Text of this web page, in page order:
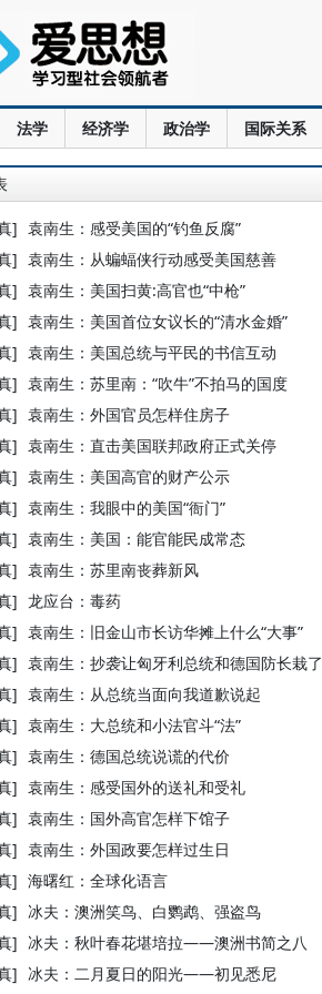
法学 经济学 政治学 国际关系
] 袁南生：感受美国的“钓鱼反腐”
] 袁南生：从蝙蝠侠行动感受美国慈善
] 袁南生：美国扫黄:高官也“中枪”
] 袁南生：美国首位女议长的“清水金婚”
] 袁南生：美国总统与平民的书信互动
] 袁南生：苏里南：“吹牛”不拍马的国度
] 袁南生：外国官员怎样住房子
] 袁南生：直击美国联邦政府正式关停
] 袁南生：美国高官的财产公示
] 袁南生：我眼中的美国“衙门”
] 袁南生：美国：能官能民成常态
] 袁南生：苏里南丧葬新风
] 龙应台：毒药
] 袁南生：旧金山市长访华摊上什么“大事”
] 袁南生：抄袭让匈牙利总统和德国防长栽了
] 袁南生：从总统当面向我道歉说起
] 袁南生：大总统和小法官斗“法”
] 袁南生：德国总统说谎的代价
] 袁南生：感受国外的送礼和受礼
] 袁南生：国外高官怎样下馆子
] 袁南生：外国政要怎样过生日
] 海曙红：全球化语言
] 冰夫：澳洲笑鸟、白鹦鹉、强盗鸟
] 冰夫：秋叶春花堪培拉——澳洲书简之八
] 冰夫：二月夏日的阳光——初见悉尼